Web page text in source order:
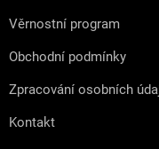
Věrnostní program
Obchodní podmínky
Zpracování osobních
Kontakt